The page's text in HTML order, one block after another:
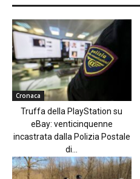
Cronaca
Truffa della PlayStation su
eBay: venticinquenne
incastrata dalla Polizia Postale
di...